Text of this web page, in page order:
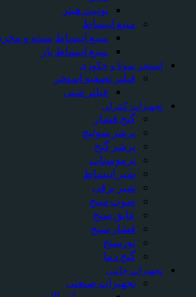
یونیت هیتر
منبع انبساط
منبع انبساط بسته و مخزن تحت
منبع انبساط باز
سونا و جکوزی
فیلتر تصفیه استخر
فیلتر شنی
کنترلی
گیج فشار
پرشر سوئیچ
پرشر گیج
ترموستات
شیر انبساط
شیر برقی
صوت سنج
عایق سنج
فشار سنج
نورسنج
گیج دما
جانبی
تجهیزات صنعتی